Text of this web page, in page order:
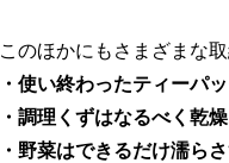
このほかにもさまざまな
・使い終わったティーパ
・調理くずはなるべく乾
・野菜はできるだけ濡ら